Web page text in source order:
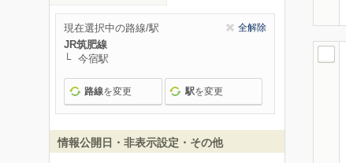
現在選択中の路線/駅 全解除
JR筑肥線
今宿駅
路線を変更 駅を変更
情報公開日・非表示設定・その他